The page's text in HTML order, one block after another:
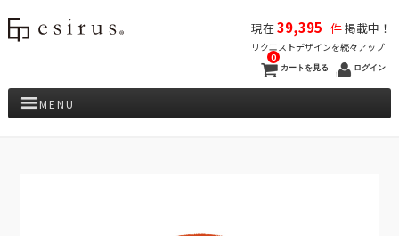
現在39,395 件掲載中！
リクエストデザインを続々アップ
カートを見る
0
ログイン
MENU